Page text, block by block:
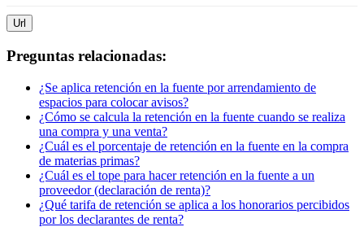
Url
Preguntas relacionadas:
¿Se aplica retención en la fuente por arrendamiento de
espacios para colocar avisos?
¿Cómo se calcula la retención en la fuente cuando se realiza
una compra y una venta?
¿Cuál es el porcentaje de retención en la fuente en la compra
de materias primas?
¿Cuál es el tope para hacer retención en la fuente a un
proveedor (declaración de renta)?
¿Qué tarifa de retención se aplica a los honorarios percibidos
por los declarantes de renta?